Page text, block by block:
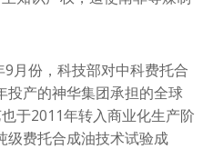
份，科技部对中科费托合
投产的神华集团承担的全球
于2011年转入商业化生产阶
级费托合成油技术试验成